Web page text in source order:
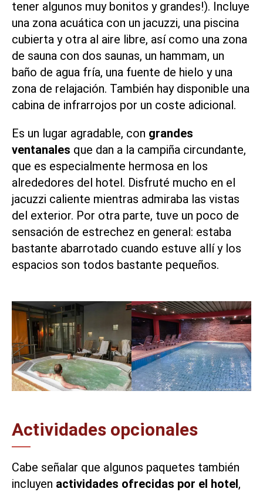
tener algunos muy bonitos y grandes!). Incluye
una zona acuática con un jacuzzi, una piscina
cubierta y otra al aire libre, así como una zona
de sauna con dos saunas, un hammam, un
baño de agua fría, una fuente de hielo y una
zona de relajación. También hay disponible una
cabina de infrarrojos por un coste adicional.
Es un lugar agradable, con grandes
ventanales que dan a la campiña circundante,
que es especialmente hermosa en los
alrededores del hotel. Disfruté mucho en el
jacuzzi caliente mientras admiraba las vistas
del exterior. Por otra parte, tuve un poco de
sensación de estrechez en general: estaba
bastante abarrotado cuando estuve allí y los
espacios son todos bastante pequeños.
Actividades opcionales
Cabe señalar que algunos paquetes también
incluyen actividades ofrecidas por el hotel,